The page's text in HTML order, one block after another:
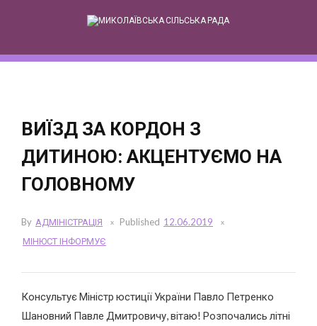
to
ВИЇЗД ЗА КОРДОН З
ДИТИНОЮ: АКЦЕНТУЄМО НА
ГОЛОВНОМУ
By АДМІНІСТРАЦІЯ Published 12.06.2019
МІНЮСТ ІНФОРМУЄ
Консультує Міністр юстиції України Павло Петренко
Шановний Павле Дмитровичу, вітаю! Розпочались літні